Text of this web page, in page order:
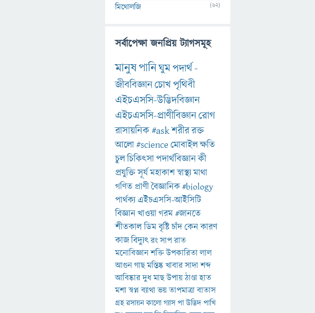
মিথোলজি (62)
সর্বাপেক্ষা জনপ্রিয় ট্যাগসমূহ
মানুষপানিঘুমপদার্থ-
জীববিজ্ঞানচোখপৃথিবী
এইচএসসি-উদ্ভিদবিজ্ঞান
এইচএসসি-প্রাণীবিজ্ঞানরোগ
রাসায়নিক#askশরীররক্ত
আলো#scienceমোবাইলক্ষতি
চুলচিকিৎসাপদার্থবিজ্ঞানকী
প্রযুক্তিসূর্যমহাকাশস্বাস্থ্যমাথা
গণিত প্রাণীবৈজ্ঞানিক#biology
পার্থক্য এইচএসসি-আইসিটি
বিজ্ঞানখাওয়াগরম#জানতে
শীতকালডিমবৃষ্টিচাঁদকেনকারণ
কাজবিদ্যুৎরংসাপরাত
মনোবিজ্ঞানশক্তিউপকারিতালাল
আগুনগাছমস্তিষ্কখাবারসাদাশব্দ
আবিষ্কারদুধমাছউপায়ঠাণ্ডাহাত
মশাস্বপ্নব্যাথাভয়তাপমাত্রাবাতাস
গ্রহরসায়নকালোগ্যাসপাউদ্ভিদপাখি